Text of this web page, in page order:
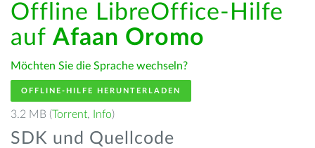
Offline LibreOffice-Hilfe
auf Afaan Oromo
Möchten Sie die Sprache wechseln?
OFFLINE-HILFE HERUNTERLADEN
3.2 MB (Torrent, Info)
SDK und Quellcode